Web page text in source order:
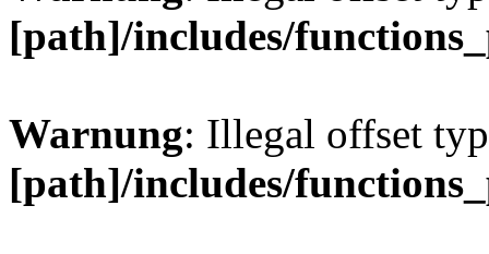
[path]/includes/
Warnung: Illegal offset
[path]/includes/